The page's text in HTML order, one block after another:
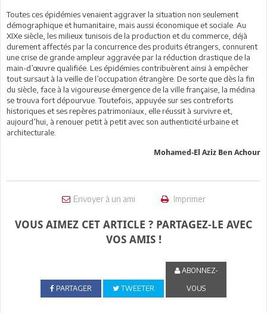
Toutes ces épidémies venaient aggraver la situation non seulement
démographique et humanitaire, mais aussi économique et sociale. Au
XIXe siècle, les milieux tunisois de la production et du commerce, déjà
durement affectés par la concurrence des produits étrangers, connurent
une crise de grande ampleur aggravée par la réduction drastique de la
main-d’œuvre qualifiée. Les épidémies contribuèrent ainsi à empêcher
tout sursaut à la veille de l’occupation étrangère. De sorte que dès la fin
du siècle, face à la vigoureuse émergence de la ville française, la médina
se trouva fort dépourvue. Toutefois, appuyée sur ses contreforts
historiques et ses repères patrimoniaux, elle réussit à survivre et,
aujourd’hui, à renouer petit à petit avec son authenticité urbaine et
architecturale.
Mohamed-El Aziz Ben Achour
Envoyer à un ami Imprimer
VOUS AIMEZ CET ARTICLE ? PARTAGEZ-LE AVEC
VOS AMIS !
PARTAGER TWEETER
ABONNEZ-
VOUS